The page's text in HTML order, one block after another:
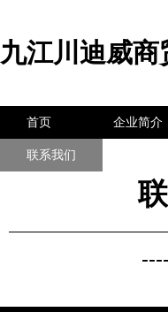
九江川迪威商
首页 企业简介
联系我们